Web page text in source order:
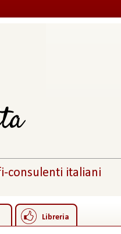
consulenti italiani
Libreria